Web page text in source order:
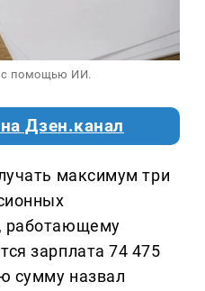
с помощью ИИ.
Дзен.канал
максимум три
работающему
зарплата 74 475
сумму назвал